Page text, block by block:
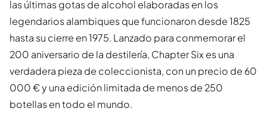
las últimas gotas de alcohol elaboradas en los
legendarios alambiques que funcionaron desde 1825
hasta su cierre en 1975. Lanzado para conmemorar el
200 aniversario de la destilería, Chapter Six es una
verdadera pieza de coleccionista, con un precio de 60
000 € y una edición limitada de menos de 250
botellas en todo el mundo.